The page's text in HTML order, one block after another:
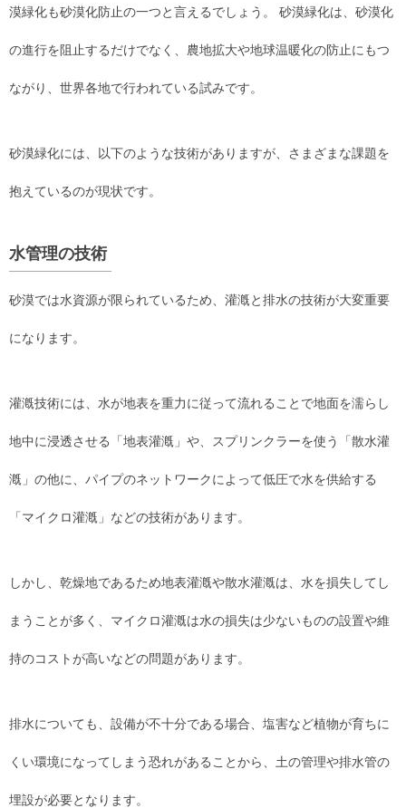
漠緑化も砂漠化防止の一つと言えるでしょう。 砂漠緑化は、砂漠化
の進行を阻止するだけでなく、農地拡大や地球温暖化の防止にもつ
ながり、世界各地で行われている試みです。
砂漠緑化には、以下のような技術がありますが、さまざまな課題を
抱えているのが現状です。
水管理の技術
砂漠では水資源が限られているため、灌漑と排水の技術が大変重要
になります。
灌漑技術には、水が地表を重力に従って流れることで地面を濡らし
地中に浸透させる「地表灌漑」や、スプリンクラーを使う「散水灌
漑」の他に、パイプのネットワークによって低圧で水を供給する
「マイクロ灌漑」などの技術があります。
しかし、乾燥地であるため地表灌漑や散水灌漑は、水を損失してし
まうことが多く、マイクロ灌漑は水の損失は少ないものの設置や維
持のコストが高いなどの問題があります。
排水についても、設備が不十分である場合、塩害など植物が育ちに
くい環境になってしまう恐れがあることから、土の管理や排水管の
埋設が必要となります。